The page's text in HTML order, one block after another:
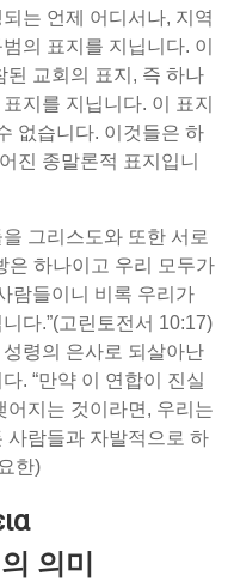
는 언제 어디서나, 지역
의 표지를 지닙니다. 이
된 교회의 표지, 즉 하나
지를 지닙니다. 이 표지
없습니다. 이것들은 하
진 종말론적 표지입니
그리스도와 또한 서로
은 하나이고 우리 모두가
람들이니 비록 우리가
다.”(고린토전서 10:17)
령의 은사로 되살아난
. “만약 이 연합이 진실
어지는 것이라면, 우리는
사람들과 자발적으로 하
한)
의미